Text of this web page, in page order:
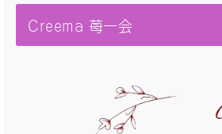
Creema 苺一会